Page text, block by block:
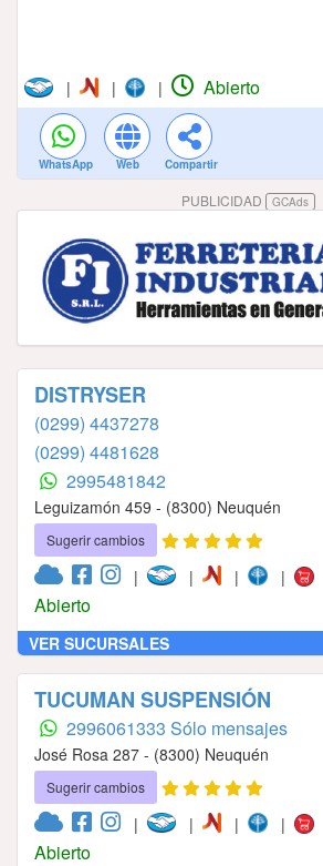
| | | Abierto
WhatsApp Web Compartir
PUBLICIDAD GCAds
DISTRYSER
(0299) 4437278
(0299) 4481628
2995481842
Leguizamón 459 - (8300) Neuquén
Sugerir cambios
| | | |
Abierto
VER SUCURSALES
TUCUMAN SUSPENSIÓN
2996061333 Sólo mensajes
José Rosa 287 - (8300) Neuquén
Sugerir cambios
| | | |
Abierto